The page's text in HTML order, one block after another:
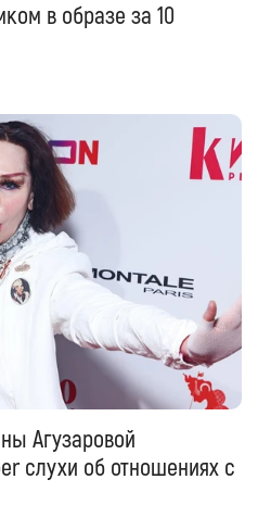
в образе за 10
Агузаровой
слухи об отношениях с